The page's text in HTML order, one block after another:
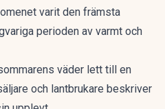
varit den främsta
perioden av varmt och
väder lett till en
och lantbrukare beskriver